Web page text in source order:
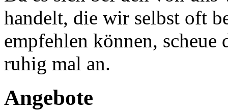
handelt, die wir selbst oft
empfehlen können,
ruhig mal an.
Angebote